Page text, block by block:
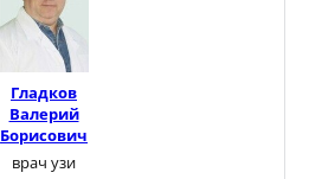
Гладков
Валерий
Борисович
врач узи